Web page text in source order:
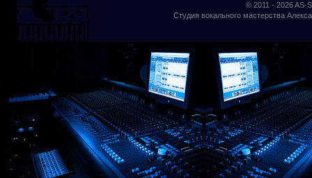
© 2011 - 2026AS-
Студия вокального мастерства